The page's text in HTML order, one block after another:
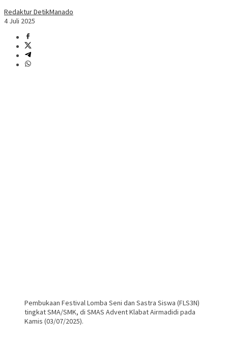
Redaktur DetikManado
4 Juli 2025
Pembukaan Festival Lomba Seni dan Sastra Siswa (FLS3N)
tingkat SMA/SMK, di SMAS Advent Klabat Airmadidi pada
Kamis (03/07/2025).